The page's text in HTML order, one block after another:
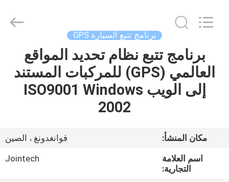
الصفحة
الرئيسية
منتجات
عرض
الواقع
الافتراضي
برنامج تتبع السيارة GPS
برنامج تتبع نظام تحديد المواقع
العالمي (GPS) للمركبات المستند
إلى الويب ISO9001 Windows
2002
مكان المنشأ:
قوانغدونغ ، الصين
اسم العلامة
التجارية:
Jointech